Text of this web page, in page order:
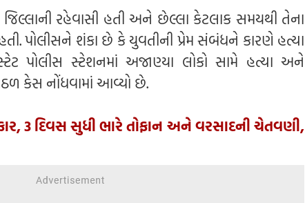
જિલ્લાની રહેવાસી હતી અને છેલ્લા કેટલાક સમયથી તેના
હતી. પોલીસને શંકા છે કે યુવતીની પ્રેમ સંબંધને કારણે હત્યા
પોલીસ સ્ટેશનમાં અજાણ્યા લોકો સામે હત્યા અને
કેસ નોંધવામાં આવ્યો છે.
3 દિવસ સુધી ભારે તોફાન અને વરસાદની ચેતવણી,